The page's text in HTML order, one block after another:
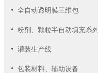
全自动透明膜三维包
粉剂、颗粒半自动填充系列
灌装生产线
包装材料、辅助设备